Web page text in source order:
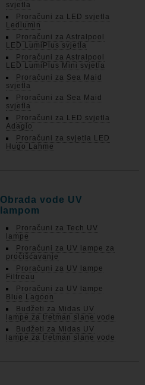
svjetla
Proračuni za LED svjetla
Ledlumin
Proračuni za Astralpool
LED LumiPlus svjetla
Proračuni za Astralpool
LED LumiPlus Mini svjetla
Proračuni za Sea Maid
svjetla
Proračuni za Sea Maid
svjetla
Proračuni za LED svjetla
Adagio
Proračuni za svjetla LED
Hugo Lahme
Obrada vode UV
lampom
Proračuni za Tech UV
lampe
Proračuni za UV lampe za
pročišćavanje
Proračuni za UV lampe
Filtreau
Proračuni za UV lampe
Blue Lagoon
Budžeti za Midas UV
lampe za tretman slane vode
Budžeti za Midas UV
lampe za tretman slane vode